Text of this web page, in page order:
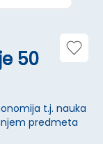
50
t.j. nauka
predmeta